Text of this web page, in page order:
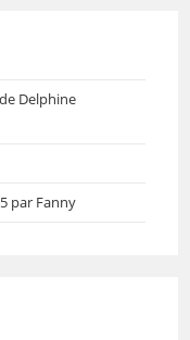
Delphine
par Fanny